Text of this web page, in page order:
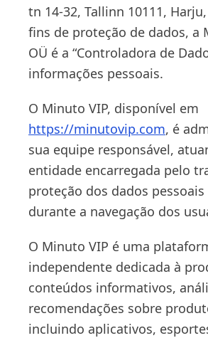
tn 14-32, Tallinn 10111,
fins de proteção de dados, a
OÜ é a “Controladora de
informações pessoais.
O Minuto VIP, disponível em
https://minutovip.com, é
sua equipe responsável,
entidade encarregada pelo
proteção dos dados
durante a navegação dos
O Minuto VIP é uma
independente dedicada à
conteúdos informativos,
recomendações sobre
incluindo aplicativos,